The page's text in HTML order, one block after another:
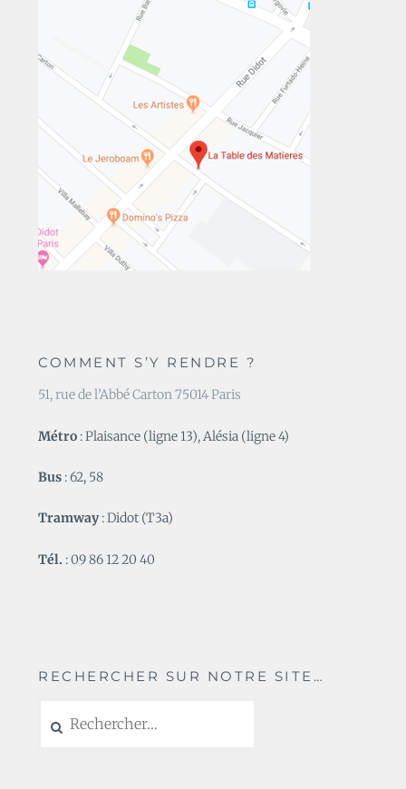
COMMENT S’Y RENDRE ?
51, rue de l’Abbé Carton 75014 Paris
Métro : Plaisance (ligne 13), Alésia (ligne 4)
Bus : 62, 58
Tramway: Didot (T3a)
Tél. : 09 86 12 20 40
RECHERCHER SUR NOTRE SITE…